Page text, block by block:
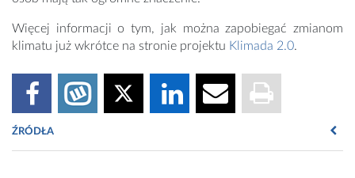
Więcej informacji o tym, jak można zapobiegać zmianom
klimatu już wkrótce na stronie projektu Klimada 2.0.
ŹRÓDŁA